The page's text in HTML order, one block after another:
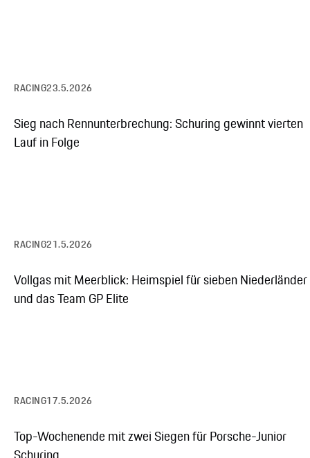
RACING23.5.2026
Sieg nach Rennunterbrechung: Schuring gewinnt vierten
Lauf in Folge
RACING21.5.2026
Vollgas mit Meerblick: Heimspiel für sieben Niederländer
und das Team GP Elite
RACING17.5.2026
Top-Wochenende mit zwei Siegen für Porsche-Junior